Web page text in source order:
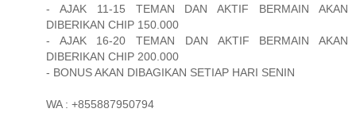
- AJAK 11-15 TEMAN DAN AKTIF BERMAIN AKAN
DIBERIKAN CHIP 150.000
- AJAK 16-20 TEMAN DAN AKTIF BERMAIN AKAN
DIBERIKAN CHIP 200.000
- BONUS AKAN DIBAGIKAN SETIAP HARI SENIN
WA : +855887950794